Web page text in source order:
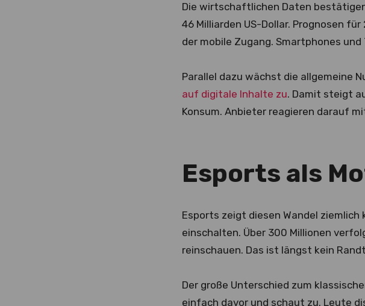
Die wirtschaftlichen Daten
46 Milliarden US-Dollar. Prognosen
der mobile Zugang. Smartphones
Parallel dazu wächst die allgemeine
auf digitale Inhalte zu. Damit steigt
Konsum. Anbieter reagieren darauf
Esports als
Esports zeigt diesen Wandel ziemlich
einschalten. Über 300 Millionen
reinschauen. Das ist längst kein
Der große Unterschied zum
einfach davor und schaut zu. Leute